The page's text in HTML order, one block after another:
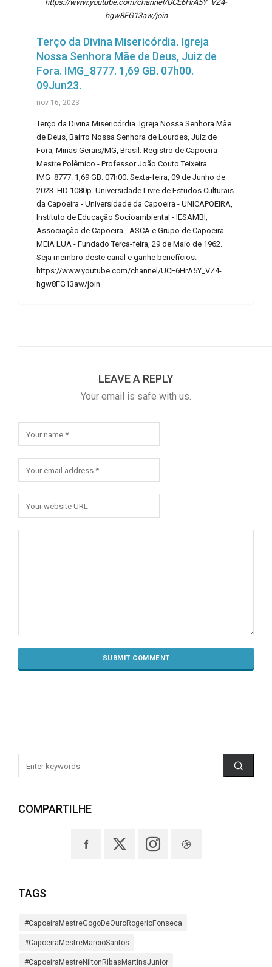
https://www.youtube.com/channel/UCE6HrA5Y_VZ4-
hgw8FG13aw/join
Terço da Divina Misericórdia. Igreja
Nossa Senhora Mãe de Deus, Juiz de
Fora. IMG_8777. 1,69 GB. 07h00.
09Jun23.
nov 16, 2023
Terço da Divina Misericórdia. Igreja Nossa Senhora Mãe
de Deus, Bairro Nossa Senhora de Lourdes, Juiz de
Fora, Minas Gerais/MG, Brasil. Registro de Capoeira
Mestre Polêmico - Professor João Couto Teixeira.
IMG_8777. 1,69 GB. 07h00. Sexta-feira, 09 de Junho de
2023. HD 1080p. Universidade Livre de Estudos Culturais
da Capoeira - Universidade da Capoeira - UNICAPOEIRA,
Instituto de Educação Socioambiental - IESAMBI,
Associação de Capoeira - ASCA e Grupo de Capoeira
MEIA LUA - Fundado Terça-feira, 29 de Maio de 1962.
Seja membro deste canal e ganhe benefícios:
https://www.youtube.com/channel/UCE6HrA5Y_VZ4-
hgw8FG13aw/join
LEAVE A REPLY
Your email is safe with us.
COMPARTILHE
TAGS
#CapoeiraMestreGogoDeOuroRogerioFonseca
#CapoeiraMestreMarcioSantos
#CapoeiraMestreNiltonRibasMartinsJunior